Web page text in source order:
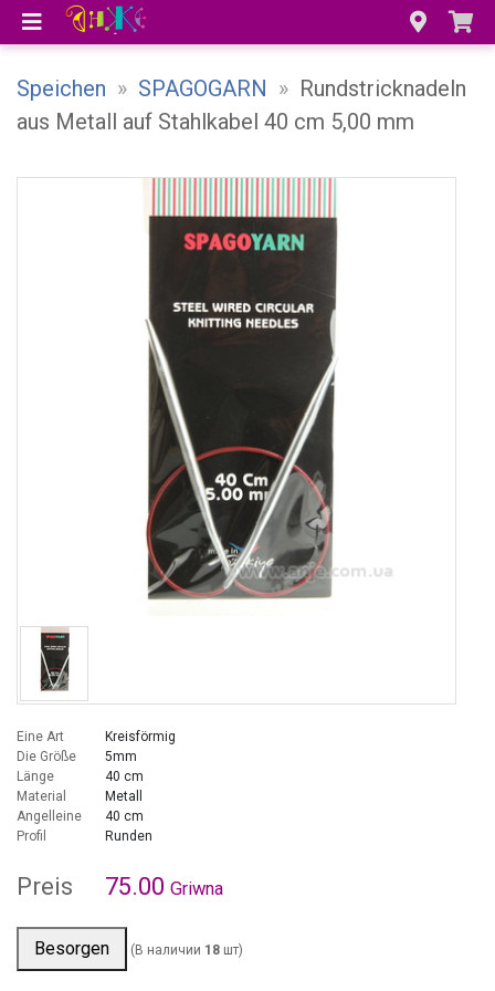
Speichen » SPAGOGARN » Rundstricknadeln
aus Metall auf Stahlkabel 40 cm 5,00 mm
Eine Art
Kreisförmig
Die Größe
5mm
Länge
40 cm
Material
Metall
Angelleine
40 cm
Profil
Runden
Preis 75.00 Griwna
Besorgen (В наличии 18 шт)